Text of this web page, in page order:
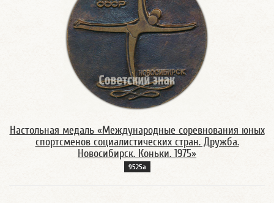
Настольная медаль «Международные соревнования юных
спортсменов социалистических стран. Дружба.
Новосибирск. Коньки. 1975»
9525а